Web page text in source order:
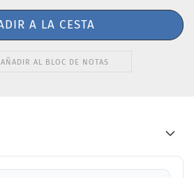
AÑADIR AL BLOC DE NOTAS